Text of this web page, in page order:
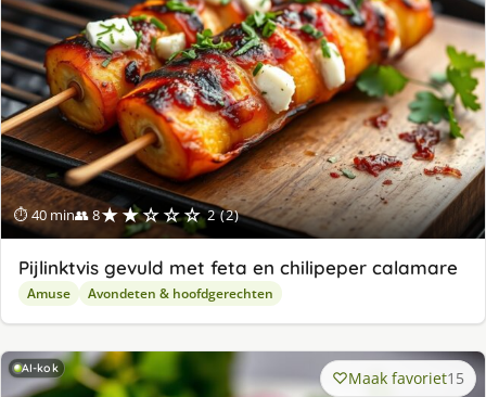
⏱ 40 min👥 8★★☆☆☆ 2 (2)
Pijlinktvis gevuld met feta en chilipeper calamare
Amuse Avondeten & hoofdgerechten
AI-kok Maak favoriet15